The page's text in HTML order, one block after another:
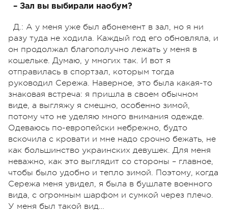
– Зал вы выбирали наобум?
Д.: А у меня уже был абонемент в зал, но я ни
разу туда не ходила. Каждый год его обновляла, и
он продолжал благополучно лежать у меня в
кошельке. Думаю, у многих так. И вот я
отправилась в спортзал, которым тогда
руководил Сережа. Наверное, это была какая-то
знаковая встреча: я пришла в своем обычном
виде, а выгляжу я смешно, особенно зимой,
потому что не уделяю много внимания одежде.
Одеваюсь по-европейски небрежно, будто
вскочила с кровати и мне надо срочно бежать, не
как большинство украинских девушек. Для меня
неважно, как это выглядит со стороны – главное,
чтобы было удобно и тепло зимой. Поэтому, когда
Сережа меня увидел, я была в бушлате военного
вида, с огромным шарфом и сумкой через плечо.
У меня был такой вид…